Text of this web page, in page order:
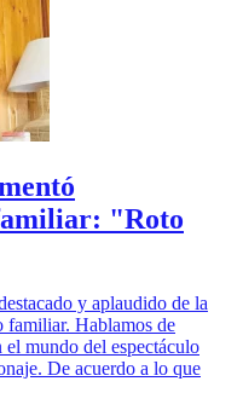
"Roto
y aplaudido de la
Hablamos de
mundo del espectáculo
De acuerdo a lo que